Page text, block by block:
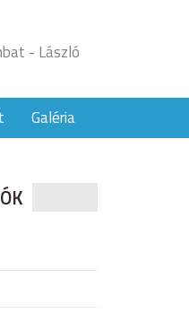
- László
Galéria